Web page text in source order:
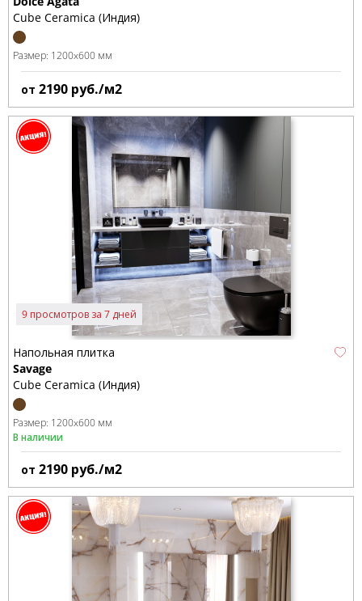
Cube Ceramica (Индия)
Размер: 1200x600 мм
от 2190 руб./м2
9 просмотров за 7 дней
Напольная плитка
Savage
Cube Ceramica (Индия)
Размер: 1200x600 мм
В наличии
от 2190 руб./м2